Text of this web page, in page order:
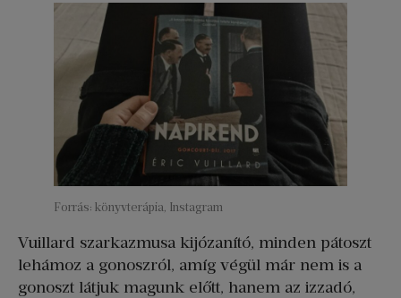
Forrás: könyvterápia, Instagram
Vuillard szarkazmusa kijózanító, minden pátoszt
lehámoz a gonoszról, amíg végül már nem is a
gonoszt látjuk magunk előtt, hanem az izzadó,